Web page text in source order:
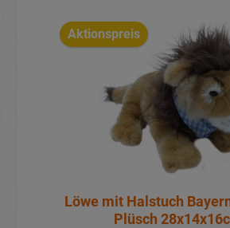
Aktionspreis
Löwe mit Halstuch
Plüsch